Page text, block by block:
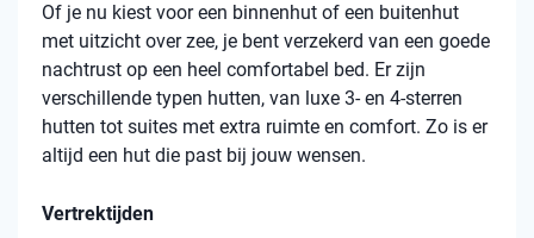
Of je nu kiest voor een binnenhut of een buitenhut
met uitzicht over zee, je bent verzekerd van een goede
nachtrust op een heel comfortabel bed. Er zijn
verschillende typen hutten, van luxe 3- en 4-sterren
hutten tot suites met extra ruimte en comfort. Zo is er
altijd een hut die past bij jouw wensen.
Vertrektijden